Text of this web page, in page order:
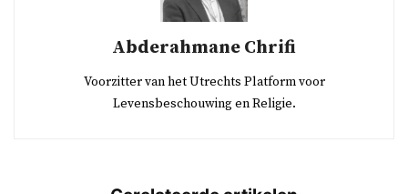
Abderahmane Chrifi
Voorzitter van het Utrechts Platform voor
Levensbeschouwing en Religie.